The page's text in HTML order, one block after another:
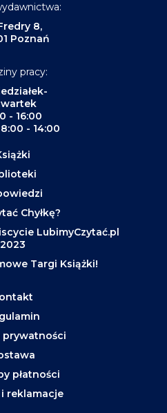
8,
Poznań
pracy:
- 16:00
- 14:00
Chyłkę?
LubimyCzytać.pl
2023
Targi Książki!
prywatności
płatności
reklamacje